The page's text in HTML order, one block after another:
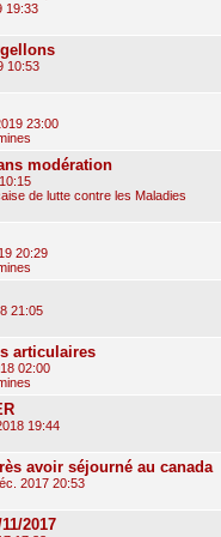
19:33
10:53
23:00
modération
de lutte contre les Maladies
20:29
21:05
articulaires
02:00
19:44
avoir séjourné au canada
2017 20:53
2017